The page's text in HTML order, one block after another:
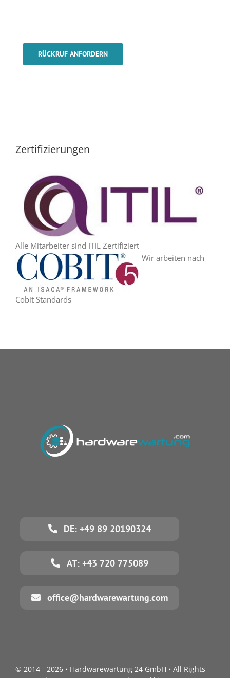
RÜCKRUF ANFORDERN
Zertifizierungen
Alle Mitarbeiter sind ITIL Zertifiziert
Wir arbeiten nach
Cobit Standards
DE: +49 89 20190324
AT: +43 720 775089
office@hardwarewartung.com
© 2014 - 2026 • Hardwarewartung 24 GmbH • All Rights